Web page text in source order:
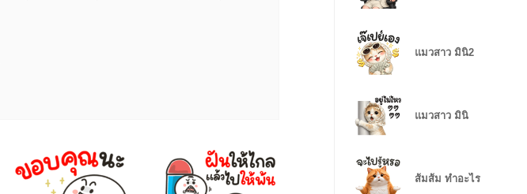
แมวสาว มินิ2
แมวสาว มินิ
ส้มส้ม ทำอะไร